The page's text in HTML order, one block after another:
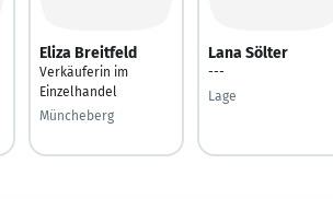
Eliza Breitfeld
Verkäuferin im
Einzelhandel
Müncheberg
Lana Sölter
---
Lage